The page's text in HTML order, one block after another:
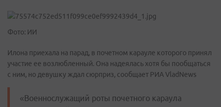
Фото: ИИ
Илона приехала на парад, в почетном карауле которого принял
участие ее возлюбленный. Она надеялась хотя бы пообщаться
с ним, но девушку ждал сюрприз, сообщает РИА VladNews
«Военнослужащий роты почетного караула